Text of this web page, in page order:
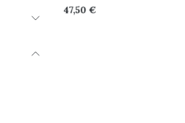
47,50 €